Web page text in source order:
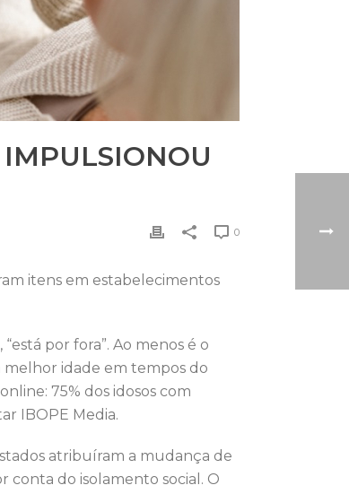
0
itens em estabelecimentos
por fora”. Ao menos é o
melhor idade em tempos do
75% dos idosos com
IBOPE Media.
atribuíram a mudança de
conta do isolamento social. O